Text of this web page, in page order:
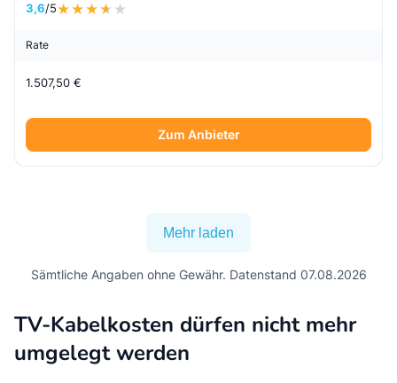
3,6/5
Rate
1.507,50 €
Zum Anbieter
Mehr laden
Sämtliche Angaben ohne Gewähr. Datenstand 07.08.2026
TV-Kabelkosten dürfen nicht mehr
umgelegt werden